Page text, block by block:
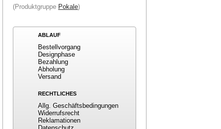
(Produktgruppe Pokale)
ABLAUF
Bestellvorgang
Designphase
Bezahlung
Abholung
Versand
RECHTLICHES
Allg. Geschäftsbedingungen
Widerrufsrecht
Reklamationen